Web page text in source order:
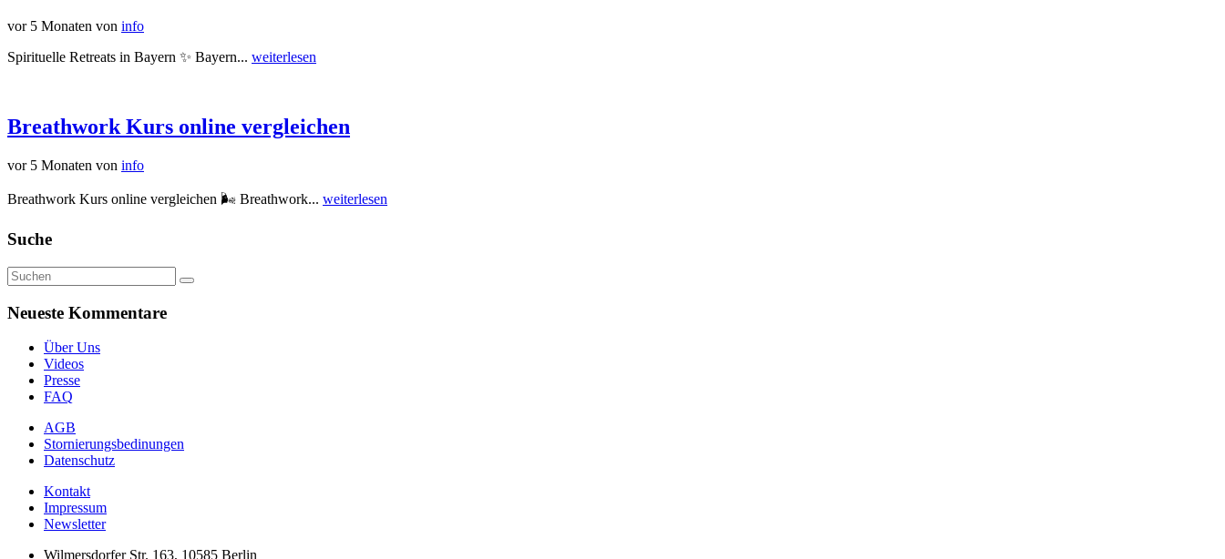
vor 5 Monaten von info
Spirituelle Retreats in Bayern ✨ Bayern... weiterlesen
Breathwork Kurs online vergleichen
vor 5 Monaten von info
Breathwork Kurs online vergleichen 🌬️ Breathwork... weiterlesen
Suche
Neueste Kommentare
Über Uns
Videos
Presse
FAQ
AGB
Stornierungsbedinungen
Datenschutz
Kontakt
Impressum
Newsletter
Wilmersdorfer Str. 163, 10585 Berlin